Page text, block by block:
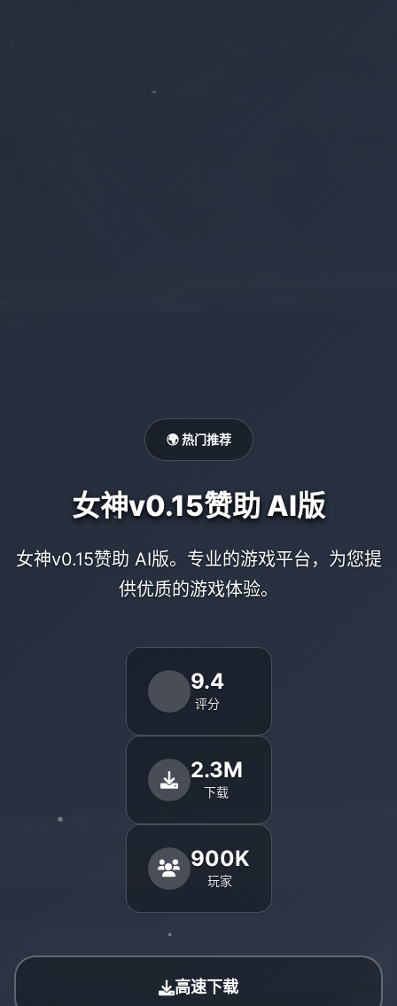
🌍 热门推荐
女神v0.15赞助 AI版
女神v0.15赞助 AI版。专业的游戏平台，为您提
供优质的游戏体验。
9.4
评分
2.3M
下载
900K
玩家
高速下载